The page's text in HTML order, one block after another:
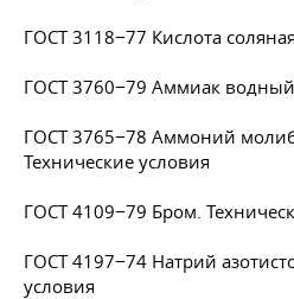
ГОСТ 3118−77 Кислота
ГОСТ 3760−79 Аммиак
ГОСТ 3765−78 Аммоний
Технические условия
ГОСТ 4109−79 Бром.
ГОСТ 4197−74 Натрий
условия